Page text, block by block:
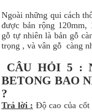
Ngoài những qui cách
được bản rộng
gỗ tự nhiên là bản gỗ
trọng , và vân gỗ càng
CÂU HỎI 5 :
BETONG BAO
?
Trả lời : Độ cao của cốt